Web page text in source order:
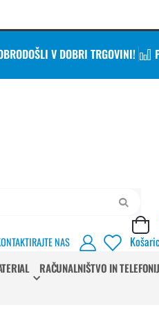
V DOBRI TRGOVINI!
NAS
Cart
RAČUNALNIŠTVO IN